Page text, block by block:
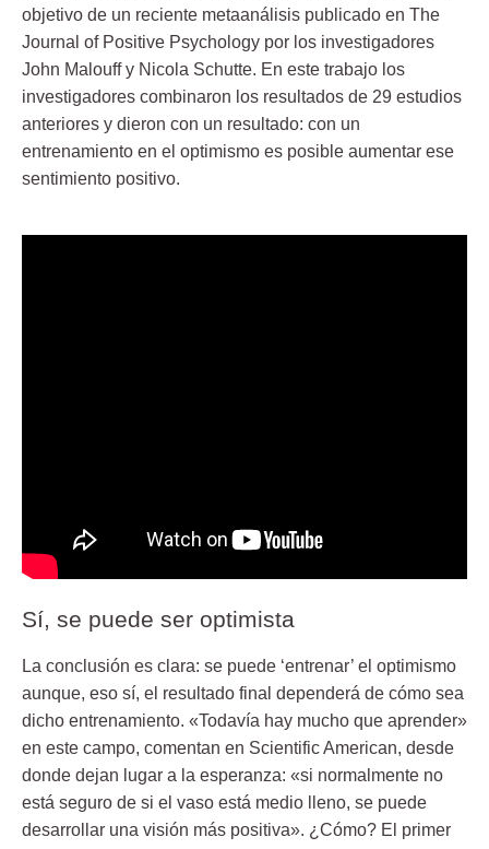
objetivo de un reciente metaanálisis publicado en The
Journal of Positive Psychology por los investigadores
John Malouff y Nicola Schutte. En este trabajo los
investigadores combinaron los resultados de 29 estudios
anteriores y dieron con un resultado: con un
entrenamiento en el optimismo es posible aumentar ese
sentimiento positivo.
Sí, se puede ser optimista
La conclusión es clara: se puede ‘entrenar’ el optimismo
aunque, eso sí, el resultado final dependerá de cómo sea
dicho entrenamiento. «Todavía hay mucho que aprender»
en este campo, comentan en Scientific American, desde
donde dejan lugar a la esperanza: «si normalmente no
está seguro de si el vaso está medio lleno, se puede
desarrollar una visión más positiva». ¿Cómo? El primer